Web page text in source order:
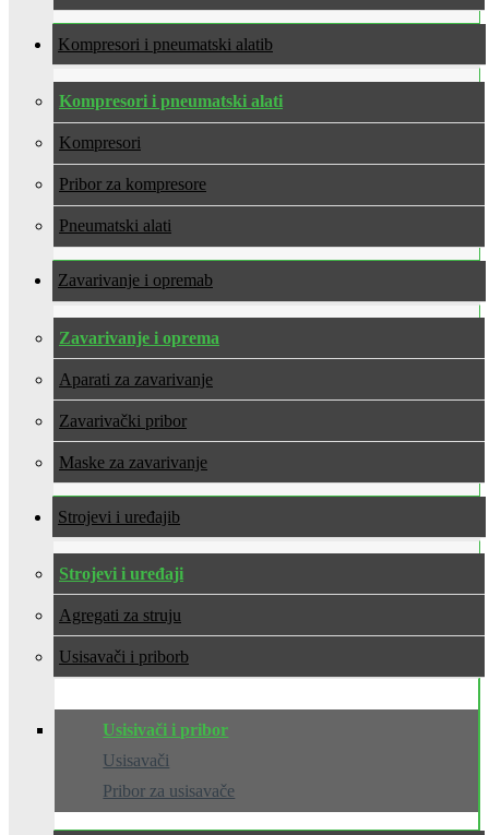
Kompresori i pneumatski alati
Kompresori i pneumatski alati
Kompresori
Pribor za kompresore
Pneumatski alati
Zavarivanje i oprema
Zavarivanje i oprema
Aparati za zavarivanje
Zavarivački pribor
Maske za zavarivanje
Strojevi i uređaji
Strojevi i uređaji
Agregati za struju
Usisavači i pribor
Usisivači i pribor
Usisavači
Pribor za usisavače